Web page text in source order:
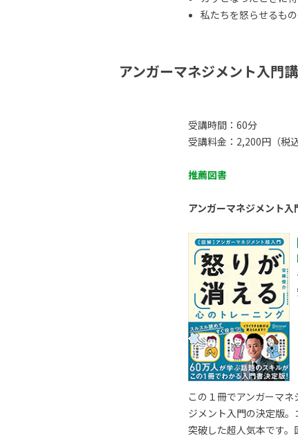
私たちを怒らせるも
アンガーマネジメント入門
受講時間：60分
受講料金：2,200円（税込
推薦図書
アンガーマネジメント入
この１冊でアンガーマ
ジメント入門の決定版
突破した超人気本です